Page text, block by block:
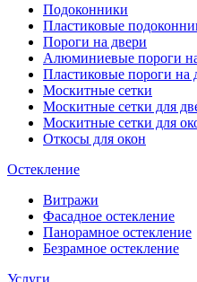
Подоконники
Пластиковые
Пороги на двери
Алюминиевые пороги
Пластиковые пороги на
Москитные сетки
Москитные сетки для
Москитные сетки для
Откосы для окон
Остекление
Витражи
Фасадное остекление
Панорамное остекление
Безрамное остекление
Услуги